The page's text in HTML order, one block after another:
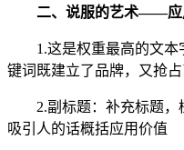
二、 说服的艺术——应
1.这是权重最高的文
键词既建立了品牌，又抢占
2.副标题：补充标题
吸引人的话概括应用价值